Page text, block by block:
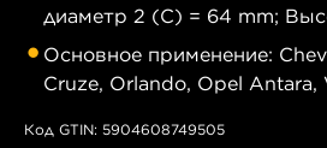
диаметр 2 (C) = 64 mm;
Основное применение:
Cruze, Orlando, Opel Antara,
Код GTIN: 5904608749505